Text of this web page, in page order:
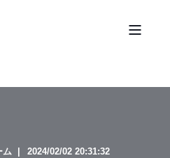
ム
2024/02/02 20:31:32